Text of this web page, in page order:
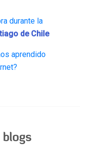
durante la
de Chile
aprendido
blogs